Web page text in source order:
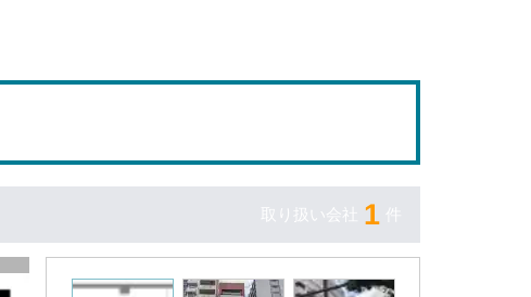
取り扱い会社 1 件